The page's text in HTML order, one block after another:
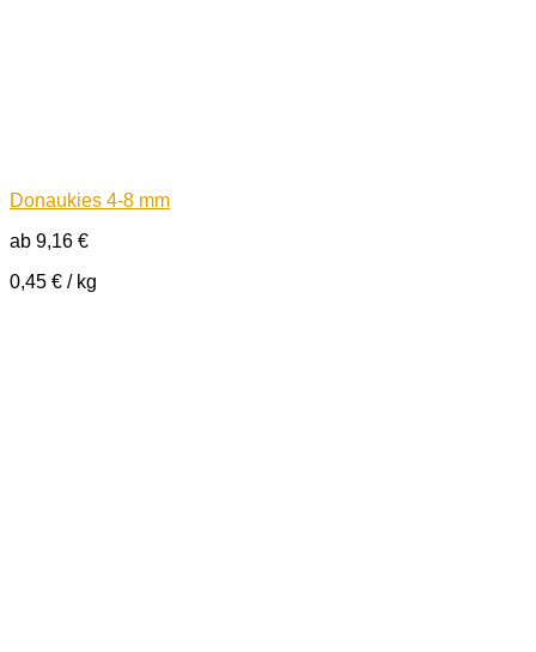
Donaukies 4-8 mm
ab 9,16 €
0,45 € / kg